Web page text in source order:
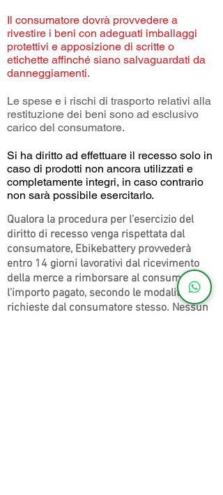
Il consumatore dovrà provvedere a
rivestire i beni con adeguati imballaggi
protettivi e apposizione di scritte o
etichette affinché siano salvaguardati da
danneggiamenti.
Le spese e i rischi di trasporto relativi alla
restituzione dei beni sono ad esclusivo
carico del consumatore.
Si ha diritto ad effettuare il recesso solo in
caso di prodotti non ancora utilizzati e
completamente integri, in caso contrario
non sarà possibile esercitarlo.
Qualora la procedura per l’esercizio del
diritto di recesso venga rispettata dal
consumatore, Ebikebattery provvederà
entro 14 giorni lavorativi dal ricevimento
della merce a rimborsare al consumatore
l’importo pagato, secondo le modalità
richieste dal consumatore stesso. Nessun